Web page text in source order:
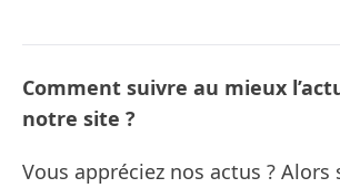
Comment suivre au mieux
notre site ?
Vous appréciez nos actus ? Alors